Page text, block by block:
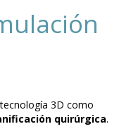
3D como
quirúrgica.